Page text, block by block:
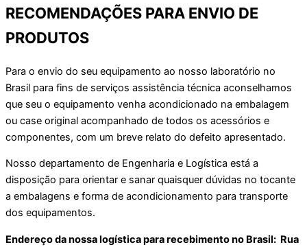
RECOMENDAÇÕES PARA ENVIO DE
PRODUTOS
Para o envio do seu equipamento ao nosso laboratório no
Brasil para fins de serviços assistência técnica aconselhamos
que seu o equipamento venha acondicionado na embalagem
ou case original acompanhado de todos os acessórios e
componentes, com um breve relato do defeito apresentado.
Nosso departamento de Engenharia e Logística está a
disposição para orientar e sanar quaisquer dúvidas no tocante
a embalagens e forma de acondicionamento para transporte
dos equipamentos.
Endereço da nossa logística para recebimento no Brasil: Rua